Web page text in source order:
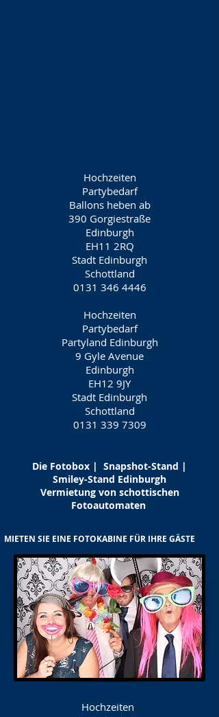
Hochzeiten
Partybedarf
Ballons heben ab
390 Gorgiestraße
Edinburgh
EH11 2RQ
Stadt Edinburgh
Schottland
0131 346 4446
Hochzeiten
Partybedarf
Partyland Edinburgh
9 Gyle Avenue
Edinburgh
EH12 9JY
Stadt Edinburgh
Schottland
0131 339 7309
Die Fotobox | Snapshot-Stand |
Smiley-Stand Edinburgh
Vermietung von schottischen
Fotoautomaten
MIETEN SIE EINE FOTOKABINE FÜR IHRE GÄSTE
Hochzeiten